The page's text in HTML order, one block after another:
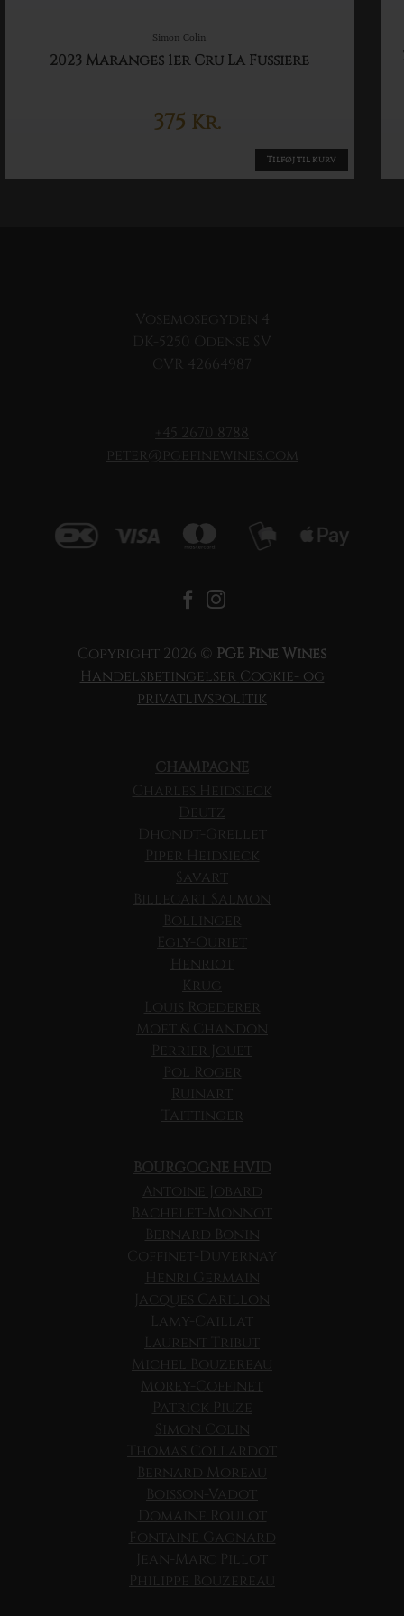
Simon Colin
2023 Maranges 1er Cru La Fussiere
375 Kr.
Tilføj til kurv
Vosemosegyden 4
DK-5250 Odense SV
CVR 42664987
+45 2670 8788
peter@pgefinewines.com
Copyright 2026 © PGE Fine Wines
Handelsbetingelser Cookie- og
privatlivspolitik
CHAMPAGNE
Charles Heidsieck
Deutz
Dhondt-Grellet
Piper Heidsieck
Savart
Billecart Salmon
Bollinger
Egly-Ouriet
Henriot
Krug
Louis Roederer
Moet & Chandon
Perrier Jouet
Pol Roger
Ruinart
Taittinger
BOURGOGNE HVID
Antoine Jobard
Bachelet-Monnot
Bernard Bonin
Coffinet-Duvernay
Henri Germain
Jacques Carillon
Lamy-Caillat
Laurent Tribut
Michel Bouzereau
Morey-Coffinet
Patrick Piuze
Simon Colin
Thomas Collardot
Bernard Moreau
Boisson-Vadot
Domaine Roulot
Fontaine Gagnard
Jean-Marc Pillot
Philippe Bouzereau